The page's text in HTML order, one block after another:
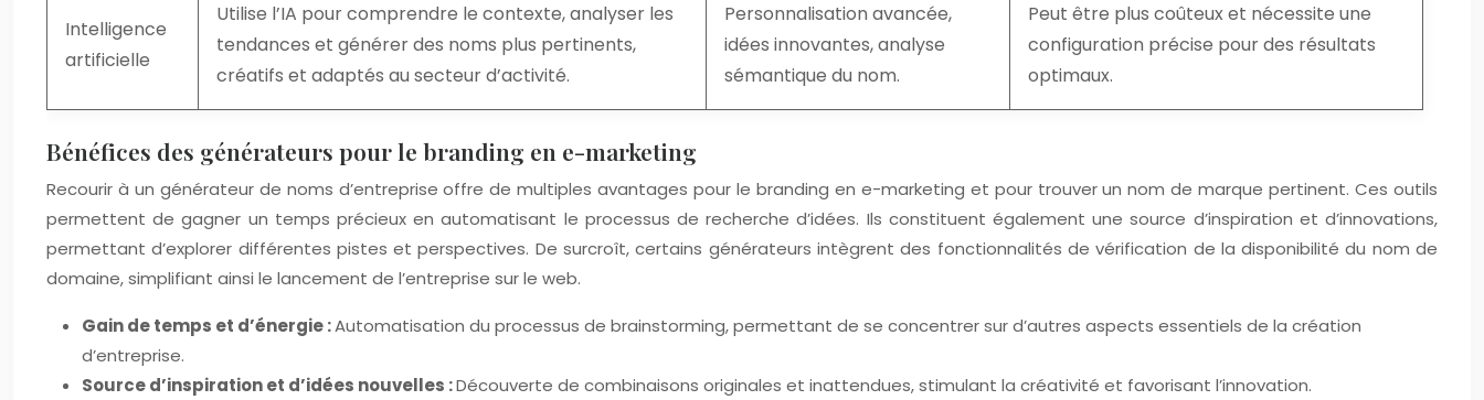
Intelligence
artificielle
Utilise l’IA pour comprendre le contexte, analyser les
tendances et générer des noms plus pertinents,
créatifs et adaptés au secteur d’activité.
Personnalisation avancée,
idées innovantes, analyse
sémantique du nom.
Peut être plus coûteux et nécessite une
configuration précise pour des résultats
optimaux.
Bénéfices des générateurs pour le branding en e-marketing
Recourir à un générateur de noms d’entreprise offre de multiples avantages pour le branding en e-marketing et pour trouver un nom de marque pertinent. Ces outils
permettent de gagner un temps précieux en automatisant le processus de recherche d’idées. Ils constituent également une source d’inspiration et d’innovations,
permettant d’explorer différentes pistes et perspectives. De surcroît, certains générateurs intègrent des fonctionnalités de vérification de la disponibilité du nom de
domaine, simplifiant ainsi le lancement de l’entreprise sur le web.
Gain de temps et d’énergie :Automatisation du processus de brainstorming, permettant de se concentrer sur d’autres aspects essentiels de la création
d’entreprise.
Source d’inspiration et d’idées nouvelles :Découverte de combinaisons originales et inattendues, stimulant la créativité et favorisant l’innovation.